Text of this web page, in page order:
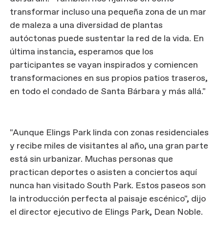
transformar incluso una pequeña zona de un mar
de maleza a una diversidad de plantas
autóctonas puede sustentar la red de la vida. En
última instancia, esperamos que los
participantes se vayan inspirados y comiencen
transformaciones en sus propios patios traseros,
en todo el condado de Santa Bárbara y más allá."
"Aunque Elings Park linda con zonas residenciales
y recibe miles de visitantes al año, una gran parte
está sin urbanizar. Muchas personas que
practican deportes o asisten a conciertos aquí
nunca han visitado South Park. Estos paseos son
la introducción perfecta al paisaje escénico", dijo
el director ejecutivo de Elings Park, Dean Noble.